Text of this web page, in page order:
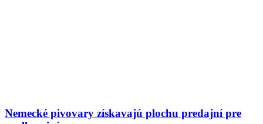
Nemecké pivovary získavajú plochu predajní pre